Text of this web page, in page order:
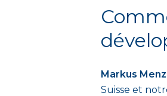
Markus
Suisse et